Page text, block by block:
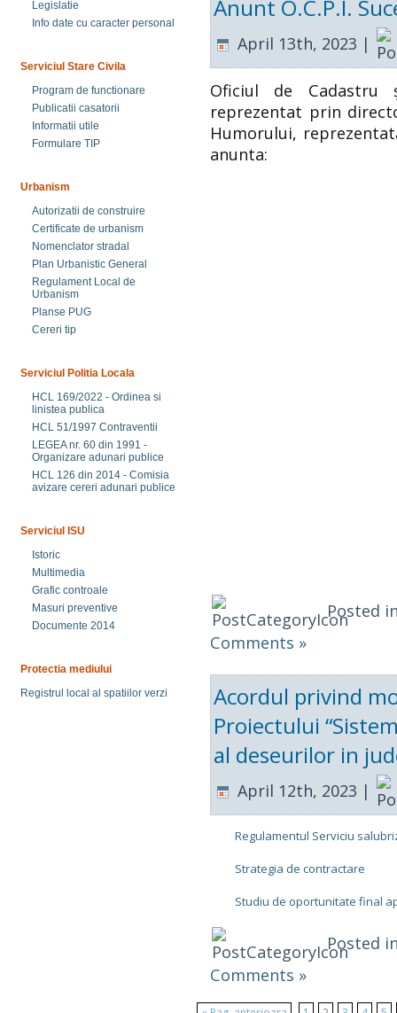
Legislatie
Info date cu caracter personal
Serviciul Stare Civila
Program de functionare
Publicatii casatorii
Informatii utile
Formulare TIP
Urbanism
Autorizatii de construire
Certificate de urbanism
Nomenclator stradal
Plan Urbanistic General
Regulament Local de
Urbanism
Planse PUG
Cereri tip
Serviciul Politia Locala
HCL 169/2022 - Ordinea si
linistea publica
HCL 51/1997 Contraventii
LEGEA nr. 60 din 1991 -
Organizare adunari publice
HCL 126 din 2014 - Comisia
avizare cereri adunari publice
Serviciul ISU
Istoric
Multimedia
Grafic controale
Masuri preventive
Documente 2014
Protectia mediului
Registrul local al spatiilor verzi
Anunt O.C.P.I.
April 13th, 2023 |
Oficiul de Cadastru
reprezentat prin
Humorului,
anunta:
Posted
Comments »
Acordul privind
Proiectului
al deseurilor in
April 12th, 2023 |
Regulamentul Serviciu
Strategia de contractare
Studiu de oportunitate final
Posted
Comments »